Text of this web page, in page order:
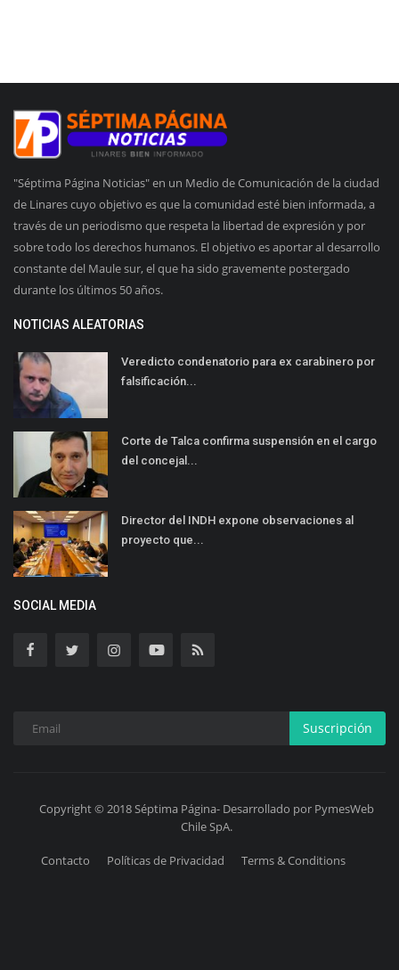
"Séptima Página Noticias" en un Medio de Comunicación de la ciudad
de Linares cuyo objetivo es que la comunidad esté bien informada, a
través de un periodismo que respeta la libertad de expresión y por
sobre todo los derechos humanos. El objetivo es aportar al desarrollo
constante del Maule sur, el que ha sido gravemente postergado
durante los últimos 50 años.
NOTICIAS ALEATORIAS
Veredicto condenatorio para ex carabinero por
falsificación...
Corte de Talca confirma suspensión en el cargo
del concejal...
Director del INDH expone observaciones al
proyecto que...
SOCIAL MEDIA
Suscripción
Copyright © 2018 Séptima Página- Desarrollado por PymesWeb
Chile SpA.
Contacto Políticas de Privacidad Terms & Conditions